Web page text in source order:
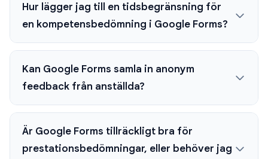
Hur lägger jag till en tidsbegränsning för
en kompetensbedömning i Google Forms?
Kan Google Forms samla in anonym
feedback från anställda?
Är Google Forms tillräckligt bra för
prestationsbedömningar, eller behöver jag